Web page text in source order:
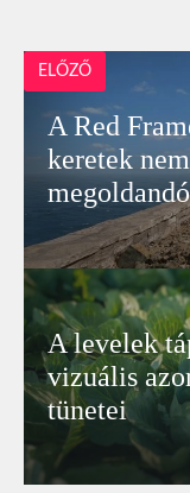
ELŐZŐ
A Red
keretek
A levelek
vizuális
tünetei